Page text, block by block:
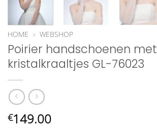
HOME » WEBSHOP
Poirier handschoenen met
kristalkraaltjes GL-76023
€149.00